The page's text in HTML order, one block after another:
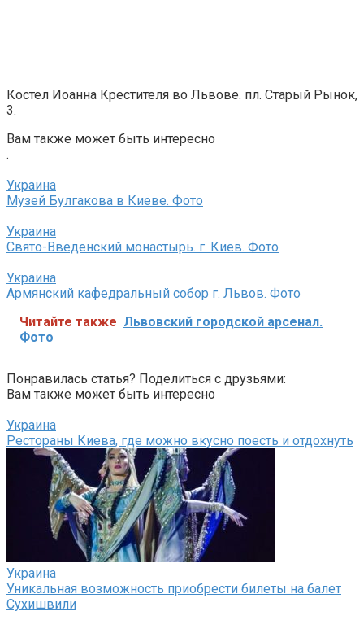
Костел Иоанна Крестителя во Львове. пл. Старый Рынок,
3.
Вам также может быть интересно
.
Украина
Музей Булгакова в Киеве. Фото
Украина
Свято-Введенский монастырь. г. Киев. Фото
Украина
Армянский кафедральный собор г. Львов. Фото
Читайте также Львовский городской арсенал.
Фото
Понравилась статья? Поделиться с друзьями:
Вам также может быть интересно
Украина
Рестораны Киева, где можно вкусно поесть и отдохнуть
Украина
Уникальная возможность приобрести билеты на балет
Сухишвили